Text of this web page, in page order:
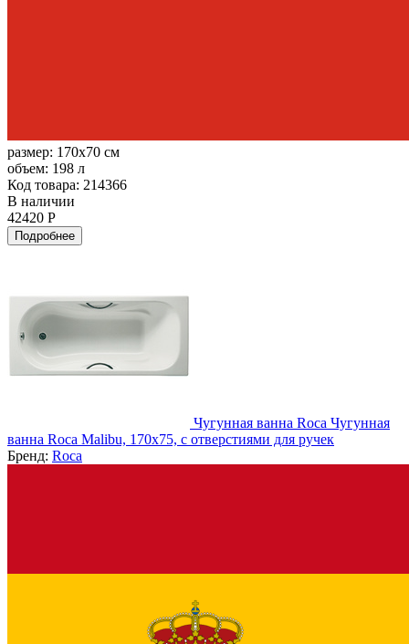
размер: 170x70 см
объем: 198 л
Код товара: 214366
В наличии
42420 Р
Подробнее
Чугунная ванна Roca Чугунная
ванна Roca Malibu, 170x75, с отверстиями для ручек
Бренд: Roca